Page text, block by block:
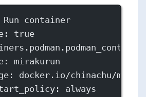
Run container
: true
: mirakurun
: docker.io/chinachu/
: always